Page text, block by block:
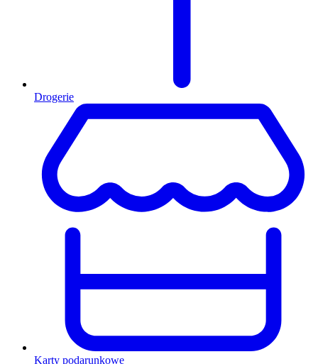
Drogerie
Karty podarunkowe